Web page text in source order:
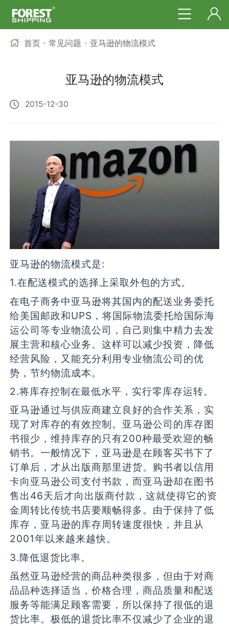
首页 > 常见问题 > 亚马逊的物流模式
亚马逊的物流模式
2015-12-30
亚马逊的物流模式是:
1.在配送模式的选择上采取外包的方式。
在电子商务中亚马逊将其国内的配送业务委托
给美国邮政和UPS，将国际物流委托给国际海
运公司等专业物流公司，自己则集中精力去发
展主营和核心业务。这样可以减少投资，降低
经营风险，又能充分利用专业物流公司的优
势，节约物流成本。
2.将库存控制在最低水平，实行零库存运转。
亚马逊通过与供应商建立良好的合作关系，实
现了对库存的有效控制。亚马逊公司的库存图
书很少，维持库存的只有200种最受欢迎的畅
销书。一般情况下，亚马逊是在顾客买书下了
订单后，才从出版商那里进货。购书者以信用
卡向亚马逊公司支付书款，而亚马逊却在图书
售出46天后才向出版商付款，这就使得它的资
金周转比传统书店要顺畅得多。由于保持了低
库存，亚马逊的库存周转速度很快，并且从
2001年以来越来越快。
3.降低退货比率。
虽然亚马逊经营的商品种类很多，但由于对商
品品种选择适当，价格合理，商品质量和配送
服务等能满足顾客需要，所以保持了很低的退
货比率。极低的退货比率不仅减少了企业的退